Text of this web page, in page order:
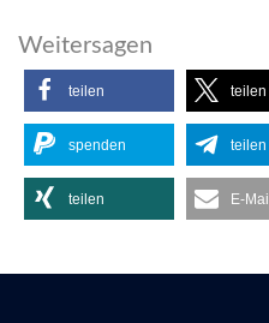
Weitersagen
teilen teilen
spenden teilen
teilen E-Mail